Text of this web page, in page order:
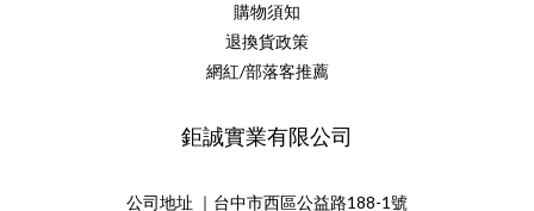
購物須知
退換貨政策
網紅/部落客推薦
鉅誠實業有限公司
公司地址 ｜台中市西區公益路188-1號